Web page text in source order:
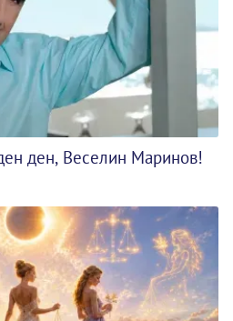
ден, Веселин Маринов!